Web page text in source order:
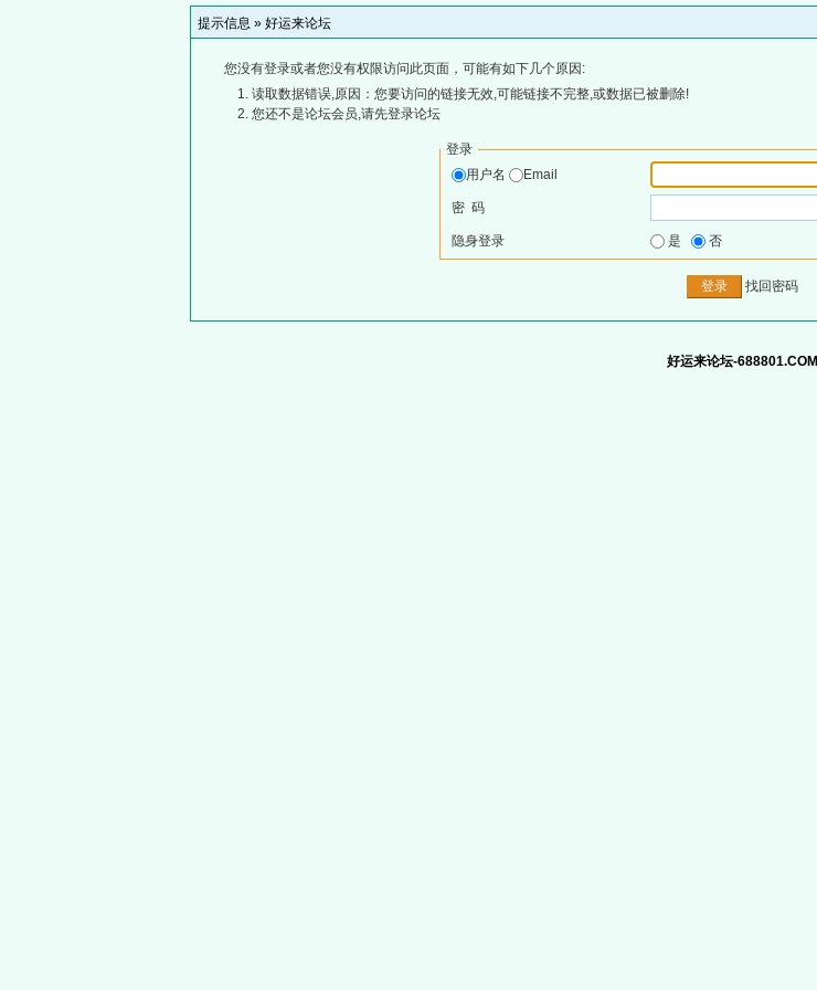
提示信息 » 好运来论坛
您没有登录或者您没有权限访问此页面，可能有如下几个原因:
读取数据错误,原因：您要访问的链接无效,可能链接不完整,或数据已被删除!
您还不是论坛会员,请先登录论坛
登录
用户名
Email
密 码
隐身登录 是 否
找回密码
好运来论坛-688801.COM